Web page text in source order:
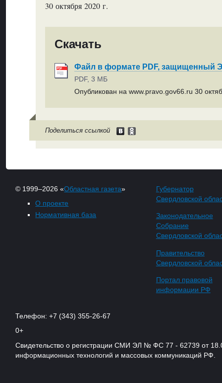
30 октября 2020 г.
Скачать
Файл в формате PDF, защищенный
PDF, 3 МБ
Опубликован на www.pravo.gov66.ru 30
Поделиться ссылкой
© 1999–2026 «Областная газета»
О проекте
Нормативная база
Губернатор
Свердловской
Законодательное
Собрание
Свердловской
Правительство
Свердловской
Портал правовой
информации РФ
Телефон: +7 (343) 355-26-67
0+
Свидетельство о регистрации СМИ ЭЛ № ФС 77 - 62739 от
информационных технологий и массовых коммуникаций РФ.